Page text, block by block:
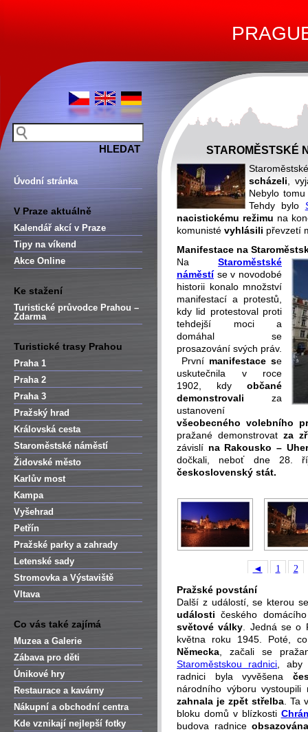
Úvodní stránka
V Praze aktuálně
Kalendář akcí v Praze
Tipy na víkend
Akce Online
Ke stažení
Turistické průvodce Prahou –
Zdarma
Turistické trasy Prahou
Praha 1
Praha 2
Praha 3
Pražský hrad
Královská cesta
Staroměstské náměstí
Židovské město
Karlův most
Kampa
Vyšehrad
Petřín
Pražské parky a zahrady
Letenské sady
Stromovka a Výstaviště
Vltava
Co vás také zajímá
Muzea a Galerie
Zábava pro děti
Únikové hry
Restaurace a kavárny
Nákupní a obchodní centra
Kde vznikají nejlepší fotky
STAROMĚSTSKÉ
scházeli ,
Nebylo
Tehdy bylo
nacistickému režimu na
komunisté vyhlásili převzetí
Manifestace na
Na Staroměstské
náměstíse v novodobé
historii konalo množství
manifestací a protestů,
kdy lid protestoval proti
tehdejší moci a
domáhal se
prosazování svých práv.
První manifestace se
uskutečnila v roce
1902, kdy občané
demonstrovali za
ustanovení
všeobecného volebního
pražané demonstrovat za
závislí na Rakousko –
dočkali, neboť dne 28.
československý stát.
◄ 1
2
Pražské povstání
Další z událostí, se kterou
události českého
světové války . Jedná se o
května roku 1945. Poté,
Německa , začali se
Staroměstskou radnici ,
radnici byla vyvěšena
národního výboru
zahnala je zpět střelba .
bloku domů v blízkosti
budova radnice